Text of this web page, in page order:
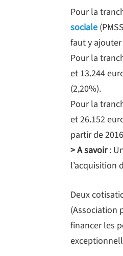
Pour la
sociale
faut y ajouter
Pour la
et 13.244
(2,20%).
Pour la
et 26.152
partir de
> A savoir:
l’acquisition
Deux
(Association
financer les